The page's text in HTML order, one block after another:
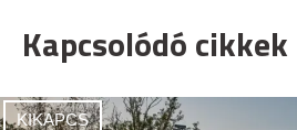
Kapcsolódó cikkek
KIKAPCS